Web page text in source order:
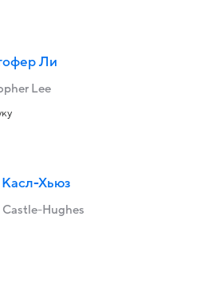
Ли
Lee
Хьюз
Castle-Hughes